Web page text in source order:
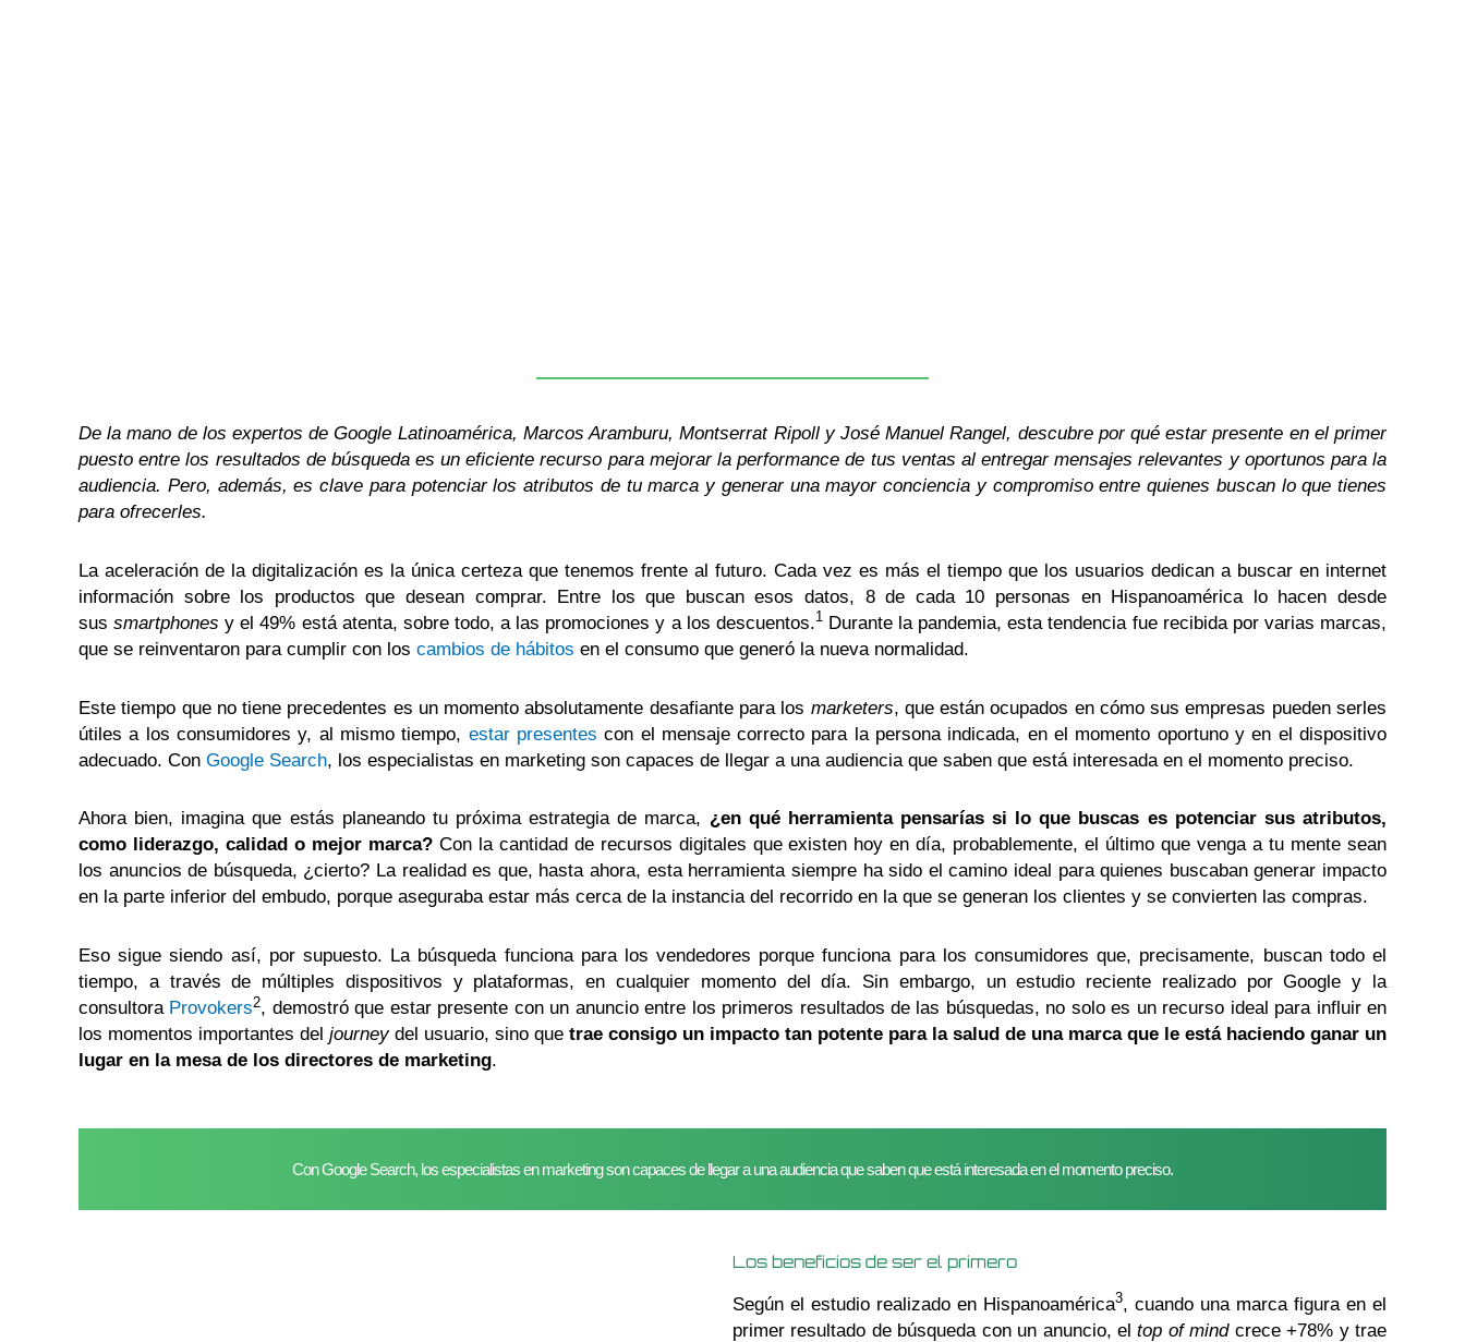
De la mano de los expertos de Google Latinoamérica, Marcos Aramburu, Montserrat Ripoll y José Manuel Rangel, descubre por qué estar presente en el primer
puesto entre los resultados de búsqueda es un eficiente recurso para mejorar la performance de tus ventas al entregar mensajes relevantes y oportunos para la
audiencia. Pero, además, es clave para potenciar los atributos de tu marca y generar una mayor conciencia y compromiso entre quienes buscan lo que tienes
para ofrecerles.
La aceleración de la digitalización es la única certeza que tenemos frente al futuro. Cada vez es más el tiempo que los usuarios dedican a buscar en internet
información sobre los productos que desean comprar. Entre los que buscan esos datos, 8 de cada 10 personas en Hispanoamérica lo hacen desde
sussmartphones y el 49% está atenta, sobre todo, a las promociones y a los descuentos.1Durante la pandemia, esta tendencia fue recibida por varias marcas,
que se reinventaron para cumplir con los cambios de hábitos en el consumo que generó la nueva normalidad.
Este tiempo que no tiene precedentes es un momento absolutamente desafiante para los marketers, que están ocupados en cómo sus empresas pueden serles
útiles a los consumidores y, al mismo tiempo, estar presentes con el mensaje correcto para la persona indicada, en el momento oportuno y en el dispositivo
adecuado. Con Google Search, los especialistas en marketing son capaces de llegar a una audiencia que saben que está interesada en el momento preciso.
Ahora bien, imagina que estás planeando tu próxima estrategia de marca, ¿en qué herramienta pensarías si lo que buscas es potenciar sus atributos,
como liderazgo, calidad o mejor marca?Con la cantidad de recursos digitales que existen hoy en día, probablemente, el último que venga a tu mente sean
los anuncios de búsqueda, ¿cierto? La realidad es que, hasta ahora, esta herramienta siempre ha sido el camino ideal para quienes buscaban generar impacto
en la parte inferior del embudo, porque aseguraba estar más cerca de la instancia del recorrido en la que se generan los clientes y se convierten las compras.
Eso sigue siendo así, por supuesto. La búsqueda funciona para los vendedores porque funciona para los consumidores que, precisamente, buscan todo el
tiempo, a través de múltiples dispositivos y plataformas, en cualquier momento del día. Sin embargo, un estudio reciente realizado por Google y la
consultora Provokers2, demostró que estar presente con un anuncio entre los primeros resultados de las búsquedas, no solo es un recurso ideal para influir en
los momentos importantes del journeydel usuario, sino que trae consigo un impacto tan potente para la salud de una marca que le está haciendo ganar un
lugar en la mesa de los directores de marketing.
Con Google Search, los especialistas en marketing son capaces de llegar a una audiencia que saben que está interesada en el momento preciso.
Los beneficios de ser el primero
Según el estudio realizado en Hispanoamérica3, cuando una marca figura en el
primer resultado de búsqueda con un anuncio, eltop of mindcrece +78% y trae